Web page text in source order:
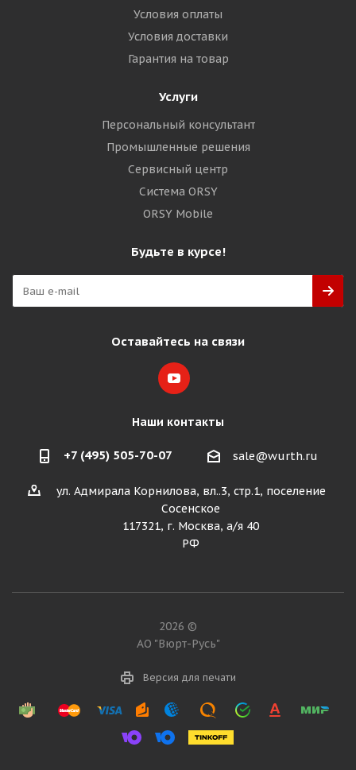
Условия оплаты
Условия доставки
Гарантия на товар
Услуги
Персональный консультант
Промышленные решения
Сервисный центр
Система ORSY
ORSY Mobile
Будьте в курсе!
Оставайтесь на связи
Наши контакты
+7 (495) 505-70-07 sale@wurth.ru
ул. Адмирала Корнилова, вл..3, стр.1, поселение
Сосенское
117321, г. Москва, а/я 40
РФ
2026 ©
АО "Вюрт-Русь"
Версия для печати